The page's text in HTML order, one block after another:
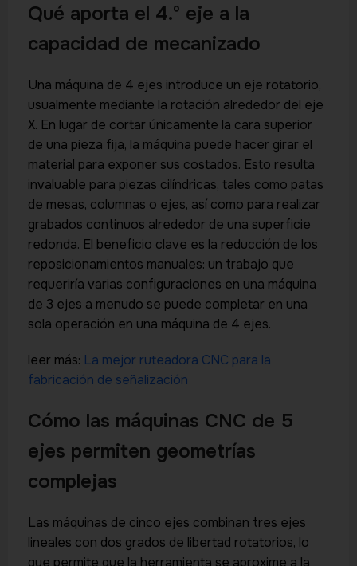
Qué aporta el 4.º eje a la
capacidad de mecanizado
Una máquina de 4 ejes introduce un eje rotatorio,
usualmente mediante la rotación alrededor del eje
X. En lugar de cortar únicamente la cara superior
de una pieza fija, la máquina puede hacer girar el
material para exponer sus costados. Esto resulta
invaluable para piezas cilíndricas, tales como patas
de mesas, columnas o ejes, así como para realizar
grabados continuos alrededor de una superficie
redonda. El beneficio clave es la reducción de los
reposicionamientos manuales: un trabajo que
requeriría varias configuraciones en una máquina
de 3 ejes a menudo se puede completar en una
sola operación en una máquina de 4 ejes.
leer más: La mejor ruteadora CNC para la
fabricación de señalización
Cómo las máquinas CNC de 5
ejes permiten geometrías
complejas
Las máquinas de cinco ejes combinan tres ejes
lineales con dos grados de libertad rotatorios, lo
que permite que la herramienta se aproxime a la